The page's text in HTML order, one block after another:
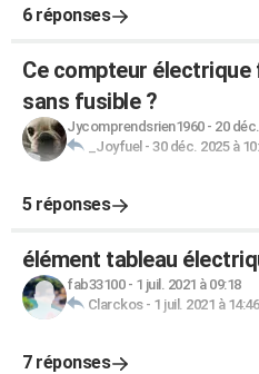
6 réponses
Ce compteur
sans fusible ?
Jycomprendsrien1960- 20
_Joyfuel - 30 déc. 2025 à
5 réponses
élément tableau
fab33100- 1 juil. 2021 à 09:18
Clarckos- 1 juil. 2021 à 14:46
7 réponses